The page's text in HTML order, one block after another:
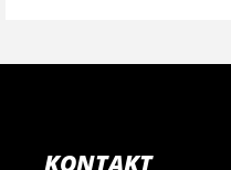
KONTAKT